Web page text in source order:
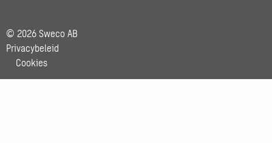
© 2026 Sweco AB
Privacybeleid
Cookies